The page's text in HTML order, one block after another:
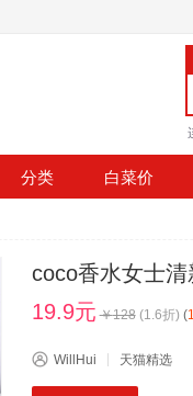
分类 白菜价
coco香水女士
19.9元 ￥128 (1.6折) (
WillHui 天猫精选